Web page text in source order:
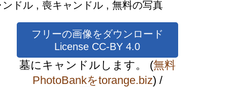
ドル , 喪キャンドル , 無料の写真
フリーの画像をダウンロード
License CC-BY 4.0
墓にキャンドルします。 (無料
PhotoBankをtorange.biz) /